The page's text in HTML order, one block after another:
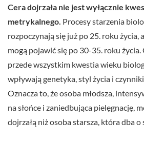
Cera dojrzała nie jest wyłącznie
metrykalnego. Procesy starzenia
rozpoczynają się już po 25. roku życia,
mogą pojawić się po 30-35. roku życia.
przede wszystkim kwestia wieku
wpływają genetyka, styl życia i
Oznacza to, że osoba młodsza,
na słońce i zaniedbująca pielęgnację,
dojrzałą niż osoba starsza, która dba o